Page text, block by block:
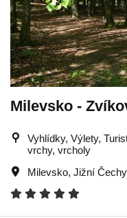
Milevsko -
Vyhlídky, Výlety,
vrchy, vrcholy
Milevsko, Jižní Čechy